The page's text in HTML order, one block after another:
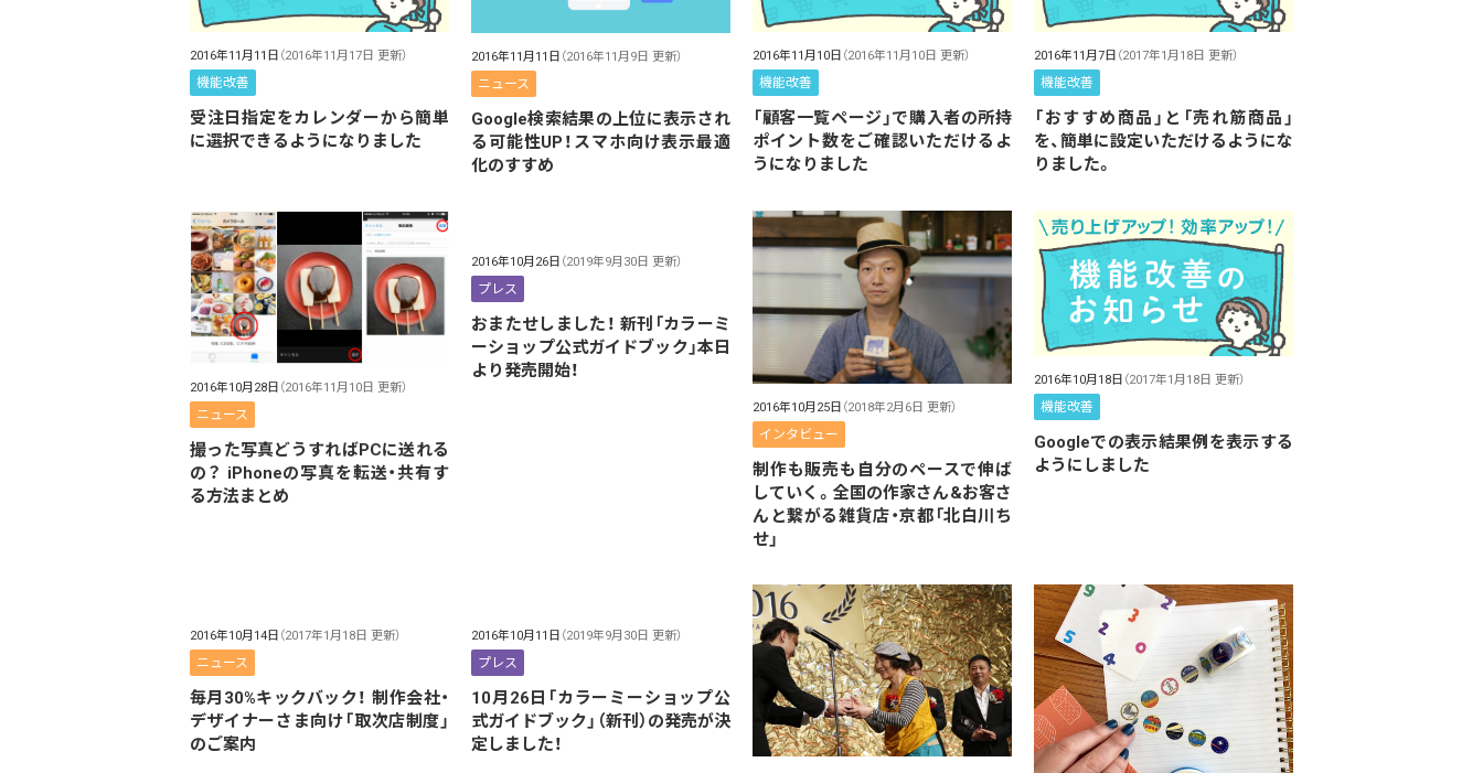
2016年11月11日 （2016年11月17日 更新）
機能改善
受注日指定をカレンダーから簡単
に選択できるようになりました
2016年11月11日 （2016年11月9日 更新）
ニュース
Google検索結果の上位に表示され
る可能性UP！スマホ向け表示最適
化のすすめ
2016年11月10日 （2016年11月10日 更新）
機能改善
「顧客一覧ページ」で購入者の所持
ポイント数をご確認いただけるよ
うになりました
2016年11月7日 （2017年1月18日 更新）
機能改善
「おすすめ商品」と「売れ筋商品」
を、簡単に設定いただけるようにな
りました。
2016年10月28日 （2016年11月10日 更新）
ニュース
撮った写真どうすればPCに送れる
の？ iPhoneの写真を転送・共有す
る方法まとめ
2016年10月26日 （2019年9月30日 更新）
プレス
おまたせしました！ 新刊「カラーミ
ーショップ公式ガイドブック」本日
より発売開始！
2016年10月25日 （2018年2月6日 更新）
インタビュー
制作も販売も自分のペースで伸ば
していく。全国の作家さん&お客さ
んと繋がる雑貨店・京都「北白川ち
せ」
2016年10月18日 （2017年1月18日 更新）
機能改善
Googleでの表示結果例を表示する
ようにしました
2016年10月14日 （2017年1月18日 更新）
ニュース
毎月30%キックバック！ 制作会社・
デザイナーさま向け「取次店制度」
のご案内
2016年10月11日 （2019年9月30日 更新）
プレス
10月26日「カラーミーショップ公
式ガイドブック」（新刊）の発売が決
定しました！